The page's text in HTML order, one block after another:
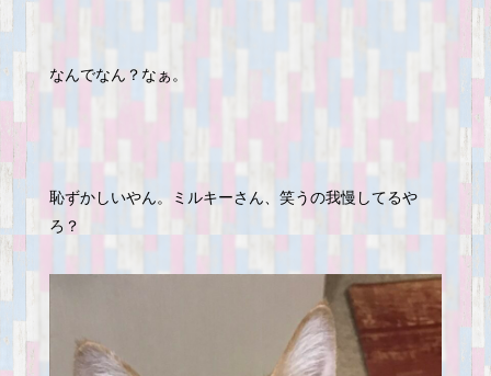
なんでなん？なぁ。
恥ずかしいやん。ミルキーさん、笑うの我慢してるや
ろ？